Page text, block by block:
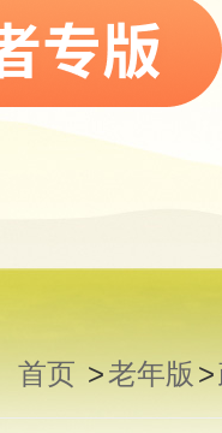
首页 >老年版 >